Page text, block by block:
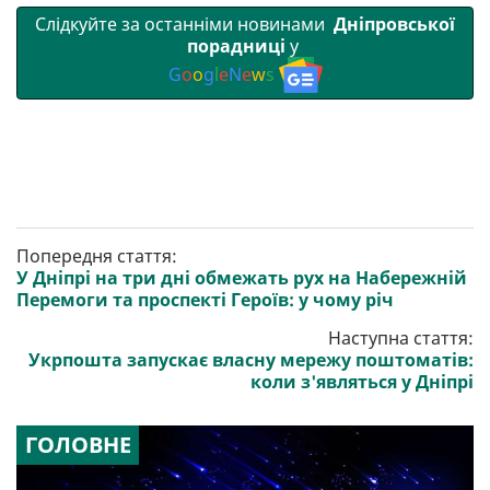
Слідкуйте за останніми новинами Дніпровської
порадниці у
GoogleNews
Попередня стаття:
У Дніпрі на три дні обмежать рух на Набережній
Перемоги та проспекті Героїв: у чому річ
Наступна стаття:
Укрпошта запускає власну мережу поштоматів:
коли з'являться у Дніпрі
ГОЛОВНЕ